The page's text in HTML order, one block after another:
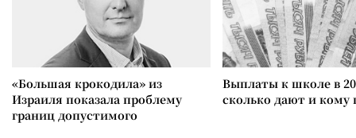
«Большая крокодила» из
Израиля показала проблему
границ допустимого
Выплаты к школе в
сколько дают и